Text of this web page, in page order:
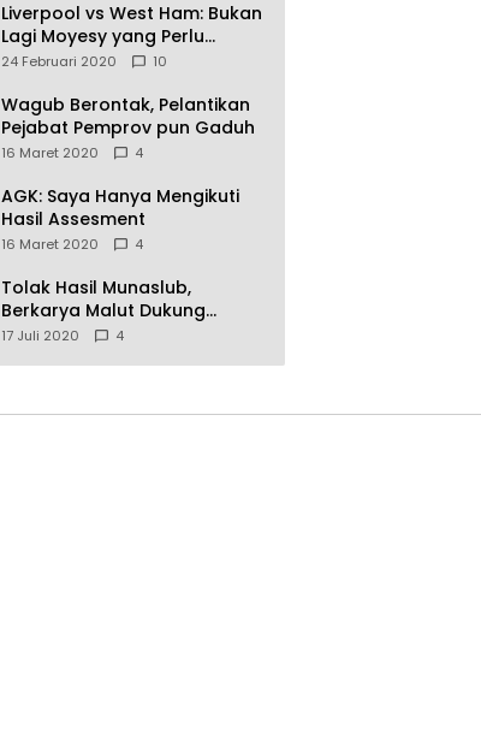
Liverpool vs West Ham: Bukan
Lagi Moyesy yang Perlu
Ditakuti
24 Februari 2020 10
Wagub Berontak, Pelantikan
Pejabat Pemprov pun Gaduh
16 Maret 2020 4
AGK: Saya Hanya Mengikuti
Hasil Assesment
16 Maret 2020 4
Tolak Hasil Munaslub,
Berkarya Malut Dukung
Tommy Soeharto
17 Juli 2020 4